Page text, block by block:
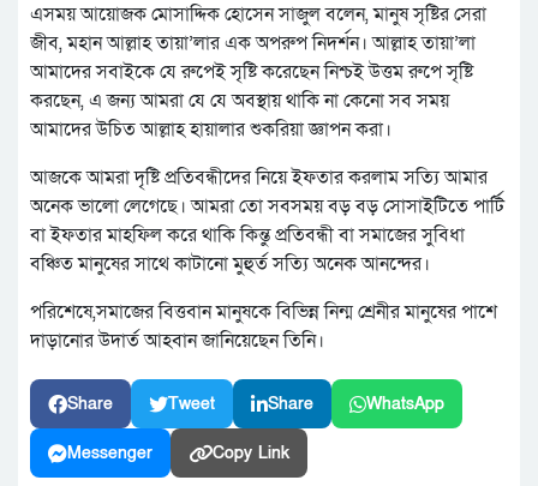
এসময় আয়োজক মোসাদ্দিক হোসেন সাজুল বলেন, মানুষ সৃষ্টির সেরা
জীব, মহান আল্লাহ তায়া’লার এক অপরুপ নিদর্শন। আল্লাহ তায়া’লা
আমাদের সবাইকে যে রুপেই সৃষ্টি করেছেন নিশ্চই উত্তম রুপে সৃষ্টি
করছেন, এ জন্য আমরা যে যে অবস্থায় থাকি না কেনো সব সময়
আমাদের উচিত আল্লাহ হায়ালার শুকরিয়া জ্ঞাপন করা।
আজকে আমরা দৃষ্টি প্রতিবন্ধীদের নিয়ে ইফতার করলাম সত্যি আমার
অনেক ভালো লেগেছে। আমরা তো সবসময় বড় বড় সোসাইটিতে পার্টি
বা ইফতার মাহফিল করে থাকি কিন্তু প্রতিবন্ধী বা সমাজের সুবিধা
বঞ্চিত মানুষের সাথে কাটানো মুহুর্ত সত্যি অনেক আনন্দের।
পরিশেষে,সমাজের বিত্তবান মানুষকে বিভিন্ন নিন্ম শ্রেনীর মানুষের পাশে
দাড়ানোর উদার্ত আহবান জানিয়েছেন তিনি।
Share Tweet Share WhatsApp
Messenger Copy Link